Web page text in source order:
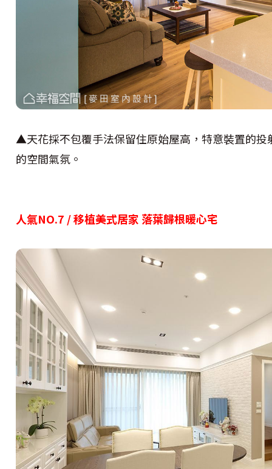
▲天花採不包覆手法保留住原始屋高，特意裝置的
的空間氣氛。
人氣NO.7 / 移植美式居家 落葉歸根暖心宅